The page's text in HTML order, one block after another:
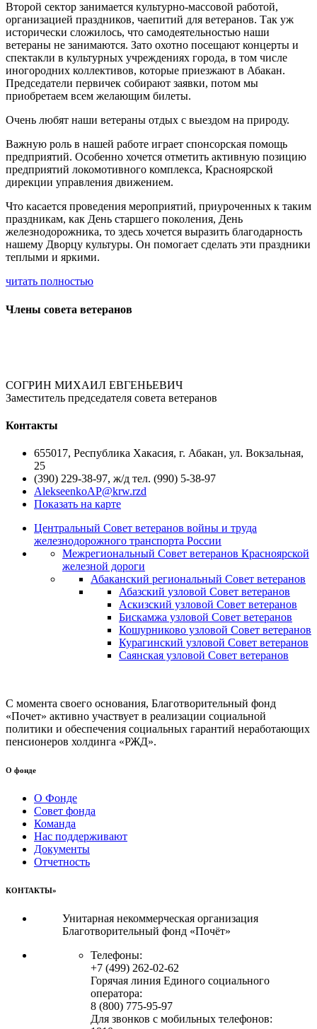
Второй сектор занимается культурно-массовой работой,
организацией праздников, чаепитий для ветеранов. Так уж
исторически сложилось, что самодеятельностью наши
ветераны не занимаются. Зато охотно посещают концерты и
спектакли в культурных учреждениях города, в том числе
иногородних коллективов, которые приезжают в Абакан.
Председатели первичек собирают заявки, потом мы
приобретаем всем желающим билеты.
Очень любят наши ветераны отдых с выездом на природу.
Важную роль в нашей работе играет спонсорская помощь
предприятий. Особенно хочется отметить активную позицию
предприятий локомотивного комплекса, Красноярской
дирекции управления движением.
Что касается проведения мероприятий, приуроченных к таким
праздникам, как День старшего поколения, День
железнодорожника, то здесь хочется выразить благодарность
нашему Дворцу культуры. Он помогает сделать эти праздники
теплыми и яркими.
читать полностью
Члены совета ветеранов
СОГРИН МИХАИЛ ЕВГЕНЬЕВИЧ
Заместитель председателя совета ветеранов
Контакты
655017, Республика Хакасия, г. Абакан, ул. Вокзальная,
25
(390) 229-38-97, ж/д тел. (990) 5-38-97
AlekseenkoAP@krw.rzd
Показать на карте
Центральный Совет ветеранов войны и труда
железнодорожного транспорта России
Межрегиональный Совет ветеранов Красноярской
железной дороги
Абаканский региональный Совет ветеранов
Абазский узловой Совет ветеранов
Аскизский узловой Совет ветеранов
Бискамжа узловой Совет ветеранов
Кошурниково узловой Совет ветеранов
Курагинский узловой Совет ветеранов
Саянская узловой Совет ветеранов
С момента своего основания, Благотворительный фонд
«Почет» активно участвует в реализации социальной
политики и обеспечения социальных гарантий неработающих
пенсионеров холдинга «РЖД».
О фонде
О Фонде
Совет фонда
Команда
Нас поддерживают
Документы
Отчетность
КОНТАКТЫ»
Унитарная некоммерческая организация
Благотворительный фонд «Почёт»
Телефоны:
+7 (499) 262-02-62
Горячая линия Единого социального
оператора:
8 (800) 775-95-97
Для звонков с мобильных телефонов: